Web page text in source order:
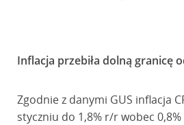
Inflacja przebiła dolną granicę
Zgodnie z danymi GUS inflacja
styczniu do 1,8% r/r wobec